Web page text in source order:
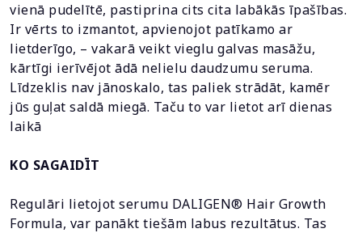
vienā pudelītē, pastiprina cits cita labākās īpašības.
Ir vērts to izmantot, apvienojot patīkamo ar
lietderīgo, – vakarā veikt vieglu galvas masāžu,
kārtīgi ierīvējot ādā nelielu daudzumu seruma.
Līdzeklis nav jānoskalo, tas paliek strādāt, kamēr
jūs guļat saldā miegā. Taču to var lietot arī dienas
laikā
KO SAGAIDĪT
Regulāri lietojot serumu DALIGEN® Hair Growth
Formula, var panākt tiešām labus rezultātus. Tas